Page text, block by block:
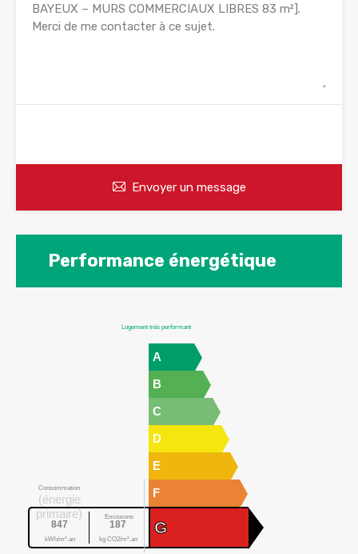
Envoyer un message
Performance énergétique
Logement très performant
A
B
C
D
E
F
Consommation
(énergie
primaire)
Emissions
847
kWh/m².an
187
kg CO2/m².an
G